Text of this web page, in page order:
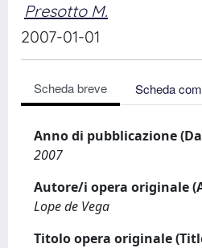
Presotto M.
2007-01-01
Scheda breve Scheda
Anno di pubblicazione
2007
Autore/i opera originale
Lope de Vega
Titolo opera originale